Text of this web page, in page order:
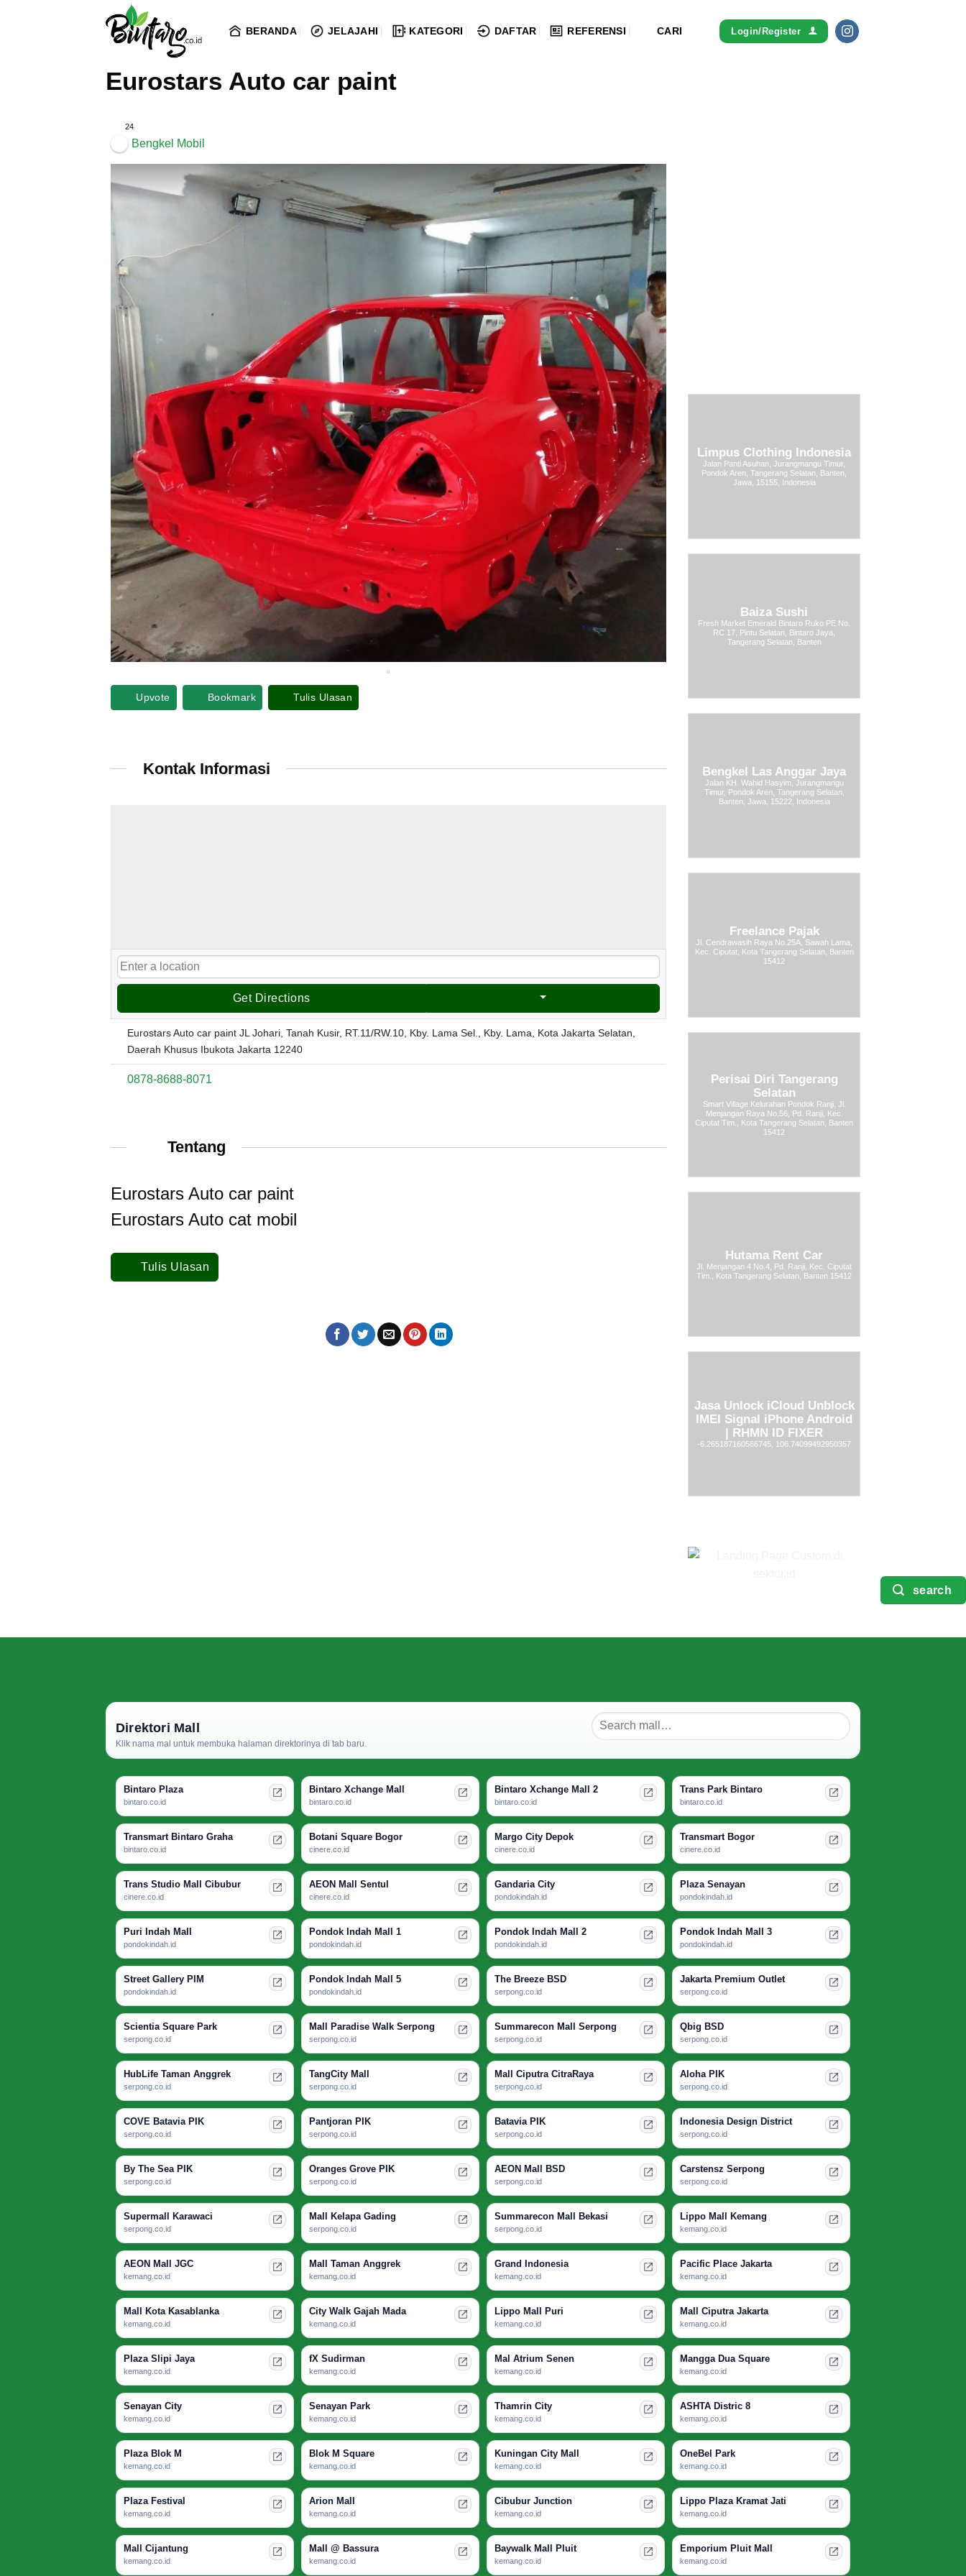
BERANDA JELAJAHI KATEGORI DAFTAR REFERENSI CARI Login/Register
Eurostars Auto car paint
24
Bengkel Mobil
Upvote Bookmark Tulis Ulasan
Kontak Informasi
Get Directions
Eurostars Auto car paint JL Johari, Tanah Kusir, RT.11/RW.10, Kby. Lama Sel., Kby. Lama, Kota Jakarta Selatan,
Daerah Khusus Ibukota Jakarta 12240
0878-8688-8071
Tentang
Eurostars Auto car paint
Eurostars Auto cat mobil
Tulis Ulasan
Limpus Clothing Indonesia
Jalan Panti Asuhan, Jurangmangu Timur,
Pondok Aren, Tangerang Selatan, Banten,
Jawa, 15155, Indonesia
Baiza Sushi
Fresh Market Emerald Bintaro Ruko PE No.
RC 17, Pintu Selatan, Bintaro Jaya,
Tangerang Selatan, Banten
Bengkel Las Anggar Jaya
Jalan KH. Wahid Hasyim, Jurangmangu
Timur, Pondok Aren, Tangerang Selatan,
Banten, Jawa, 15222, Indonesia
Freelance Pajak
Jl. Cendrawasih Raya No.25A, Sawah Lama,
Kec. Ciputat, Kota Tangerang Selatan, Banten
15412
Perisai Diri Tangerang
Selatan
Smart Village Kelurahan Pondok Ranji, Jl.
Menjangan Raya No.56, Pd. Ranji, Kec.
Ciputat Tim., Kota Tangerang Selatan, Banten
15412
Hutama Rent Car
Jl. Menjangan 4 No.4, Pd. Ranji, Kec. Ciputat
Tim., Kota Tangerang Selatan, Banten 15412
Jasa Unlock iCloud Unblock
IMEI Signal iPhone Android
| RHMN ID FIXER
-6.265187160566745, 106.74099492950357
search
Direktori Mall
Klik nama mal untuk membuka halaman direktorinya di tab baru.
Bintaro Plaza
bintaro.co.id
Bintaro Xchange Mall
bintaro.co.id
Bintaro Xchange Mall 2
bintaro.co.id
Trans Park Bintaro
bintaro.co.id
Transmart Bintaro Graha
bintaro.co.id
Botani Square Bogor
cinere.co.id
Margo City Depok
cinere.co.id
Transmart Bogor
cinere.co.id
Trans Studio Mall Cibubur
cinere.co.id
AEON Mall Sentul
cinere.co.id
Gandaria City
pondokindah.id
Plaza Senayan
pondokindah.id
Puri Indah Mall
pondokindah.id
Pondok Indah Mall 1
pondokindah.id
Pondok Indah Mall 2
pondokindah.id
Pondok Indah Mall 3
pondokindah.id
Street Gallery PIM
pondokindah.id
Pondok Indah Mall 5
pondokindah.id
The Breeze BSD
serpong.co.id
Jakarta Premium Outlet
serpong.co.id
Scientia Square Park
serpong.co.id
Mall Paradise Walk Serpong
serpong.co.id
Summarecon Mall Serpong
serpong.co.id
Qbig BSD
serpong.co.id
HubLife Taman Anggrek
serpong.co.id
TangCity Mall
serpong.co.id
Mall Ciputra CitraRaya
serpong.co.id
Aloha PIK
serpong.co.id
COVE Batavia PIK
serpong.co.id
Pantjoran PIK
serpong.co.id
Batavia PIK
serpong.co.id
Indonesia Design District
serpong.co.id
By The Sea PIK
serpong.co.id
Oranges Grove PIK
serpong.co.id
AEON Mall BSD
serpong.co.id
Carstensz Serpong
serpong.co.id
Supermall Karawaci
serpong.co.id
Mall Kelapa Gading
serpong.co.id
Summarecon Mall Bekasi
serpong.co.id
Lippo Mall Kemang
kemang.co.id
AEON Mall JGC
kemang.co.id
Mall Taman Anggrek
kemang.co.id
Grand Indonesia
kemang.co.id
Pacific Place Jakarta
kemang.co.id
Mall Kota Kasablanka
kemang.co.id
City Walk Gajah Mada
kemang.co.id
Lippo Mall Puri
kemang.co.id
Mall Ciputra Jakarta
kemang.co.id
Plaza Slipi Jaya
kemang.co.id
fX Sudirman
kemang.co.id
Mal Atrium Senen
kemang.co.id
Mangga Dua Square
kemang.co.id
Senayan City
kemang.co.id
Senayan Park
kemang.co.id
Thamrin City
kemang.co.id
ASHTA Distric 8
kemang.co.id
Plaza Blok M
kemang.co.id
Blok M Square
kemang.co.id
Kuningan City Mall
kemang.co.id
OneBel Park
kemang.co.id
Plaza Festival
kemang.co.id
Arion Mall
kemang.co.id
Cibubur Junction
kemang.co.id
Lippo Plaza Kramat Jati
kemang.co.id
Mall Cijantung
kemang.co.id
Mall @ Bassura
kemang.co.id
Baywalk Mall Pluit
kemang.co.id
Emporium Pluit Mall
kemang.co.id